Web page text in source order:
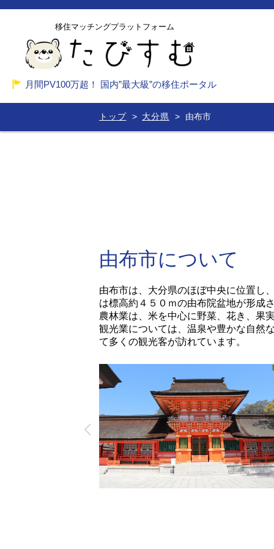
移住マッチングプラットフォーム
月間PV100万超！ 国内”最大級”の移住ポータル
トップ 大分県 由布市
由布市について
由布市は、大分県のほぼ中央に位置し
は標高約４５０ｍの由布院盆地が形成
農林業は、米を中心に野菜、花き、果
観光業については、温泉や豊かな自然
て多くの観光客が訪れています。